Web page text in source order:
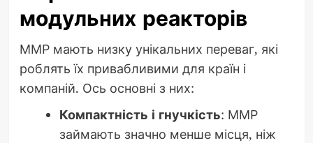
модульних реакторів
ММР мають низку унікальних переваг, які
роблять їх привабливими для країн і
компаній. Ось основні з них:
Компактність і гнучкість: ММР
займають значно менше місця, ніж